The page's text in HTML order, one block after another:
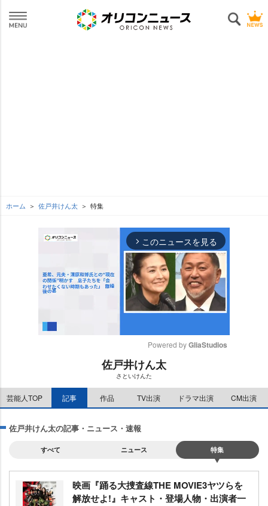
ホーム 佐戸井けん太 特集
arrow_forward_ios このニュースを見る
e
Powered by GliaStudios
佐戸井けん太
さといけんた
芸能人TOP 記事 作品 TV出演 ドラマ出演 CM出演
佐戸井けん太の記事・ニュース・速報
すべて ニュース 特集
映画『踊る大捜査線THE MOVIE3ヤツらを
解放せよ!』キャスト・登場人物・出演者一